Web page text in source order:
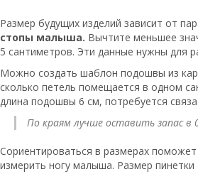
Размер будущих изделий зависит от
стопы малыша. Вычтите меньшее
5 сантиметров. Эти данные нужны для
Можно создать шаблон подошвы из
сколько петель помещается в одном
длина подошвы 6 см, потребуется
По краям лучше оставить запас в
Сориентироваться в размерах
измерить ногу малыша. Размер